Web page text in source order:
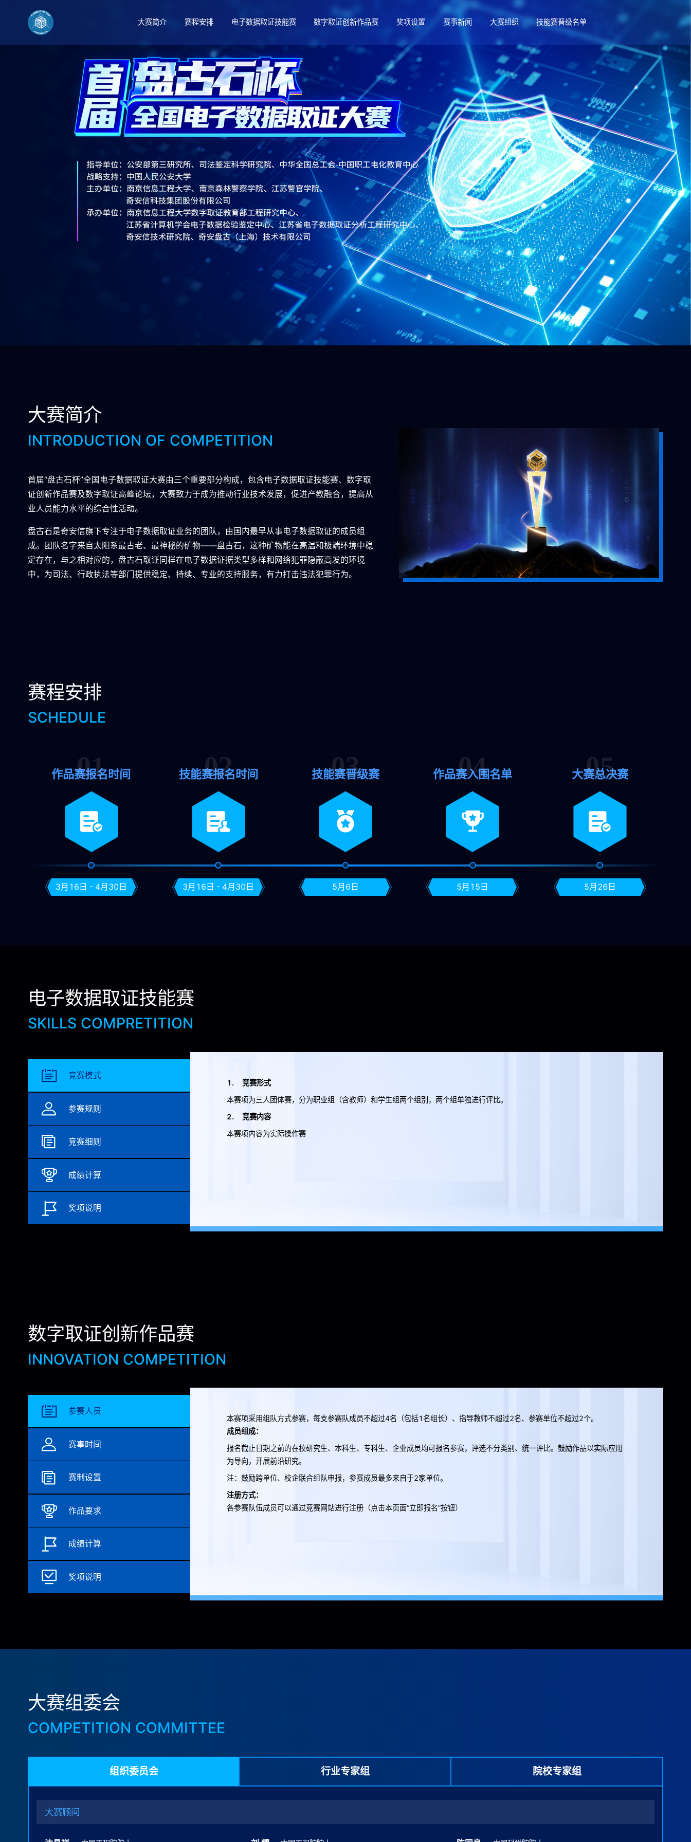
大赛简介 赛程安排 电子数据取证技能赛 数字取证创新作品赛 奖项设置 赛事新闻 大赛组织 技能赛晋级名单
大赛简介
INTRODUCTION OF COMPETITION
首届“盘古石杯”全国电子数据取证大赛由三个重要部分构成，包含电子数据取证技能赛、数字取
证创新作品赛及数字取证高峰论坛，大赛致力于成为推动行业技术发展，促进产教融合，提高从
业人员能力水平的综合性活动。
盘古石是奇安信旗下专注于电子数据取证业务的团队，由国内最早从事电子数据取证的成员组
成。团队名字来自太阳系最古老、最神秘的矿物——盘古石，这种矿物能在高温和极端环境中稳
定存在，与之相对应的，盘古石取证同样在电子数据证据类型多样和网络犯罪隐蔽高发的环境
中，为司法、行政执法等部门提供稳定、持续、专业的支持服务，有力打击违法犯罪行为。
赛程安排
SCHEDULE
作品赛报名时间
3月16日 - 4月30日
技能赛报名时间
3月16日 - 4月30日
技能赛晋级赛
5月6日
作品赛入围名单
5月15日
大赛总决赛
5月26日
电子数据取证技能赛
SKILLS COMPRETITION
竞赛模式
参赛规则
竞赛细则
成绩计算
奖项说明
1. 竞赛形式
本赛项为三人团体赛，分为职业组（含教师）和学生组两个组别，两个组单独进行评比。
2. 竞赛内容
本赛项内容为实际操作赛
数字取证创新作品赛
INNOVATION COMPETITION
参赛人员
赛事时间
赛制设置
作品要求
成绩计算
奖项说明
本赛项采用组队方式参赛，每支参赛队成员不超过4名（包括1名组长）、指导教师不超过2名、参赛单位不超过2个。
成员组成：
报名截止日期之前的在校研究生、本科生、专科生、企业成员均可报名参赛，评选不分类别、统一评比。鼓励作品以实际应用
为导向，开展前沿研究。
注：鼓励跨单位、校企联合组队申报，参赛成员最多来自于2家单位。
注册方式：
各参赛队伍成员可以通过竞赛网站进行注册（点击本页面“立即报名”按钮）
大赛组委会
COMPETITION COMMITTEE
组织委员会 行业专家组 院校专家组
大赛顾问